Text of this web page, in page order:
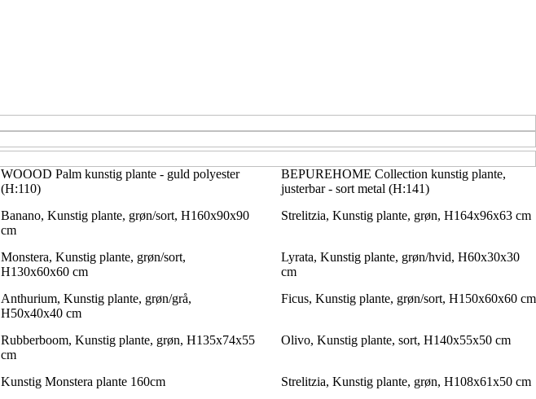
WOOOD Palm kunstig plante - guld polyester
(H:110)
BEPUREHOME Collection kunstig plante,
justerbar - sort metal (H:141)
Banano, Kunstig plante, grøn/sort, H160x90x90
cm
Strelitzia, Kunstig plante, grøn, H164x96x63 cm
Monstera, Kunstig plante, grøn/sort,
H130x60x60 cm
Lyrata, Kunstig plante, grøn/hvid, H60x30x30
cm
Anthurium, Kunstig plante, grøn/grå,
H50x40x40 cm
Ficus, Kunstig plante, grøn/sort, H150x60x60 cm
Rubberboom, Kunstig plante, grøn, H135x74x55
cm
Olivo, Kunstig plante, sort, H140x55x50 cm
Kunstig Monstera plante 160cm
Strelitzia, Kunstig plante, grøn, H108x61x50 cm